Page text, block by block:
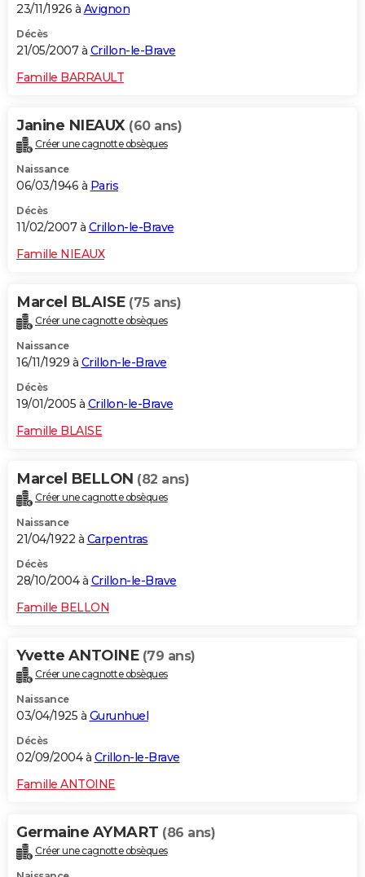
23/11/1926 à Avignon
Décès
21/05/2007 à Crillon-le-Brave
Famille BARRAULT
Janine NIEAUX (60 ans)
Créer une cagnotte obsèques
Naissance
06/03/1946 à Paris
Décès
11/02/2007 à Crillon-le-Brave
Famille NIEAUX
Marcel BLAISE (75 ans)
Créer une cagnotte obsèques
Naissance
16/11/1929 à Crillon-le-Brave
Décès
19/01/2005 à Crillon-le-Brave
Famille BLAISE
Marcel BELLON (82 ans)
Créer une cagnotte obsèques
Naissance
21/04/1922 à Carpentras
Décès
28/10/2004 à Crillon-le-Brave
Famille BELLON
Yvette ANTOINE (79 ans)
Créer une cagnotte obsèques
Naissance
03/04/1925 à Gurunhuel
Décès
02/09/2004 à Crillon-le-Brave
Famille ANTOINE
Germaine AYMART (86 ans)
Créer une cagnotte obsèques